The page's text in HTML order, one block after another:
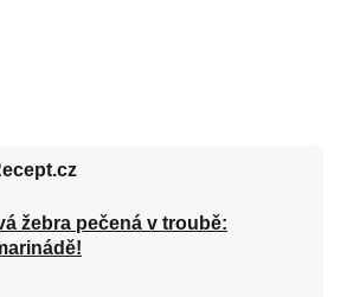
žebra pečená v troubě: